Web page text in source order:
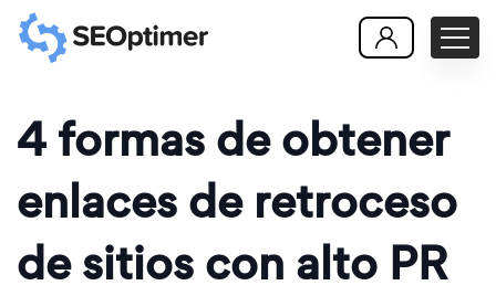
4 formas de obtener
enlaces de retroceso
de sitios con alto PR